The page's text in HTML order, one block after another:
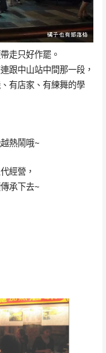
走只好作罷。
跟中山站中間那一段，
有店家、有練舞的學
熱鬧哦~
經營，
承下去~